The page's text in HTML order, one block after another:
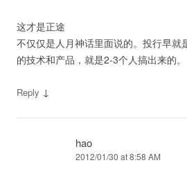
这才是正途
不仅仅是人月神话里面说的。投行早就
的技术和产品，就是2-3个人搞出来的。
Reply ↓
hao
2012/01/30 at 8:58 AM